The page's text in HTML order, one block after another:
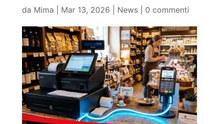
da Mima Mar 13, 2026 News| 0 commenti